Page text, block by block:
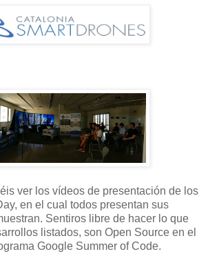
ver los vídeos de presentación de los
en el cual todos presentan sus
Sentiros libre de hacer lo que
listados, son Open Source en el
Google Summer of Code.